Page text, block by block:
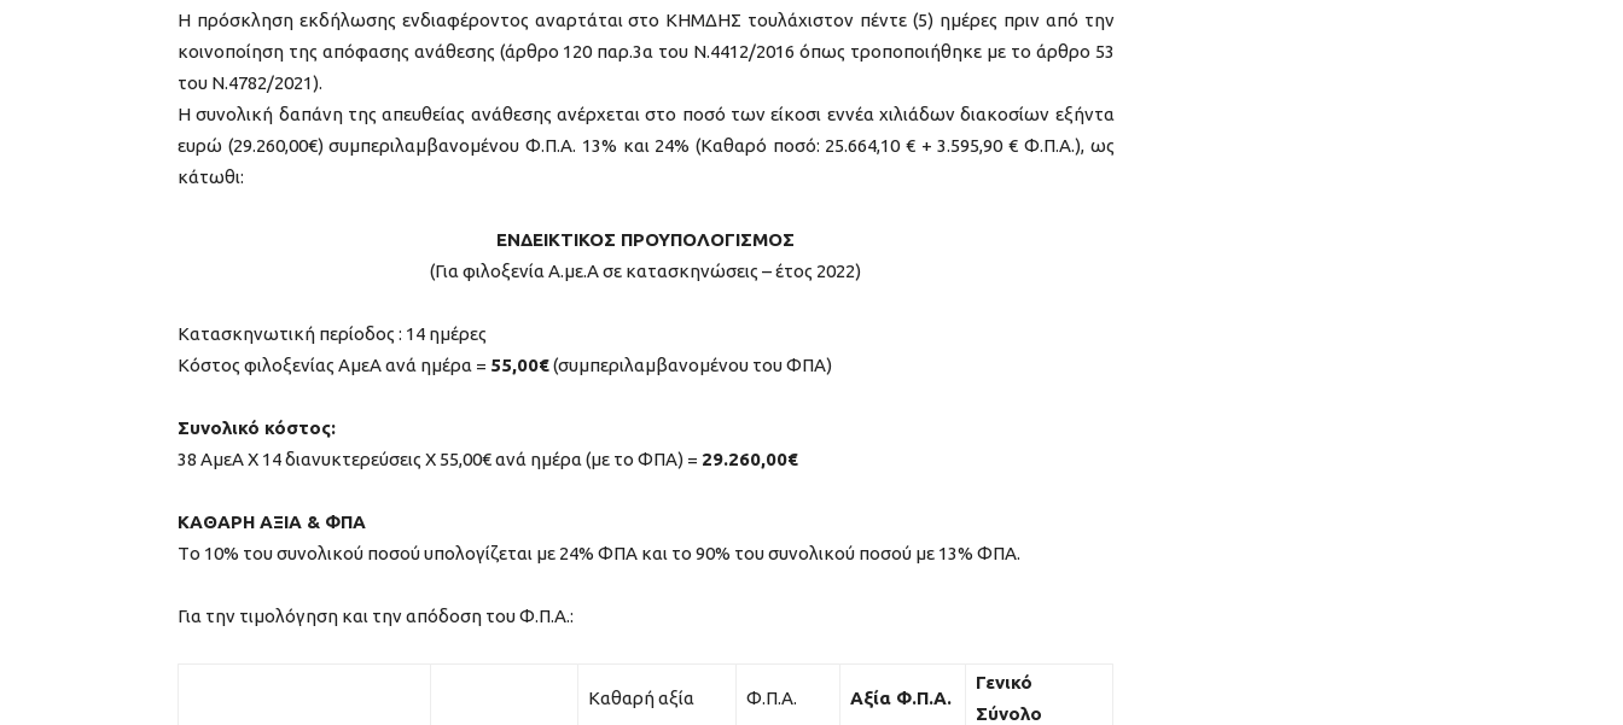
Η πρόσκληση εκδήλωσης ενδιαφέροντος αναρτάται στο ΚΗΜΔΗΣ τουλάχιστον πέντε (5) ημέρες πριν από την
κοινοποίηση της απόφασης ανάθεσης (άρθρο 120 παρ.3α του Ν.4412/2016 όπως τροποποιήθηκε με το άρθρο 53
του Ν.4782/2021).
Η συνολική δαπάνη της απευθείας ανάθεσης ανέρχεται στο ποσό των είκοσι εννέα χιλιάδων διακοσίων εξήντα
ευρώ (29.260,00€) συμπεριλαμβανομένου Φ.Π.Α. 13% και 24% (Καθαρό ποσό: 25.664,10 € + 3.595,90 € Φ.Π.Α.), ως
κάτωθι:
ΕΝΔΕΙΚΤΙΚΟΣ ΠΡΟΥΠΟΛΟΓΙΣΜΟΣ
(Για φιλοξενία Α.με.Α σε κατασκηνώσεις – έτος 2022)
Κατασκηνωτική περίοδος : 14 ημέρες
Κόστος φιλοξενίας ΑμεΑ ανά ημέρα = 55,00€(συμπεριλαμβανομένου του ΦΠΑ)
Συνολικό κόστος:
38 ΑμεΑ Χ 14 διανυκτερεύσεις Χ 55,00€ ανά ημέρα (με το ΦΠΑ) = 29.260,00€
ΚΑΘΑΡΗ ΑΞΙΑ & ΦΠΑ
Tο 10% του συνολικού ποσού υπολογίζεται με 24% ΦΠΑ και το 90% του συνολικού ποσού με 13% ΦΠΑ.
Για την τιμολόγηση και την απόδοση του Φ.Π.Α.:
Καθαρή αξία Φ.Π.Α. Αξία Φ.Π.Α.
Γενικό
Σύνολο